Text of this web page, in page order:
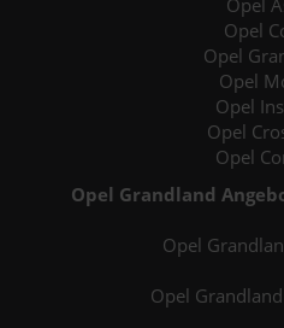
Opel
Opel
Opel
Opel
Opel
Opel
Opel
Opel Grandland
Opel
Opel